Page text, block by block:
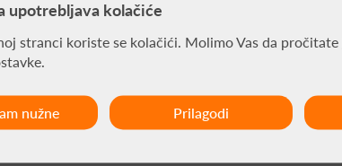
upotrebljava kolačiće
stranci koriste se kolačići. Molimo Vas da pročitate
nužne Prilagodi